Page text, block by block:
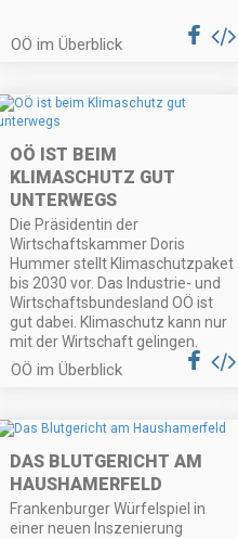
OÖ im Überblick
OÖ IST BEIM
KLIMASCHUTZ GUT
UNTERWEGS
Die Präsidentin der
Wirtschaftskammer Doris
Hummer stellt Klimaschutzpaket
bis 2030 vor. Das Industrie- und
Wirtschaftsbundesland OÖ ist
gut dabei. Klimaschutz kann nur
mit der Wirtschaft gelingen.
OÖ im Überblick
DAS BLUTGERICHT AM
HAUSHAMERFELD
Frankenburger Würfelspiel in
einer neuen Inszenierung